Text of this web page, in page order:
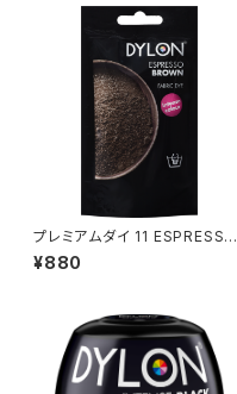
プレミアムダイ 11 ESPRESSO
BROWN
¥880